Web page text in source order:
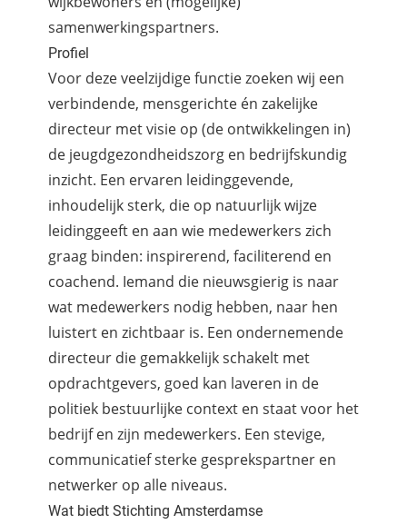
samenwerkingspartners.
Profiel
Voor deze veelzijdige functie zoeken wij een
verbindende, mensgerichte én zakelijke
directeur met visie op (de ontwikkelingen in)
de jeugdgezondheidszorg en bedrijfskundig
inzicht. Een ervaren leidinggevende,
inhoudelijk sterk, die op natuurlijk wijze
leidinggeeft en aan wie medewerkers zich
graag binden: inspirerend, faciliterend en
coachend. Iemand die nieuwsgierig is naar
wat medewerkers nodig hebben, naar hen
luistert en zichtbaar is. Een ondernemende
directeur die gemakkelijk schakelt met
opdrachtgevers, goed kan laveren in de
politiek bestuurlijke context en staat voor het
bedrijf en zijn medewerkers. Een stevige,
communicatief sterke gesprekspartner en
netwerker op alle niveaus.
Wat biedt Stichting Amsterdamse